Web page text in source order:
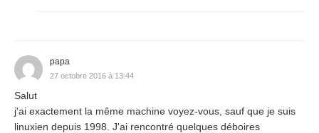
papa
27 octobre 2016 à 13:44
Salut
j'ai exactement la même machine voyez-vous, sauf que je suis
linuxien depuis 1998. J'ai rencontré quelques déboires